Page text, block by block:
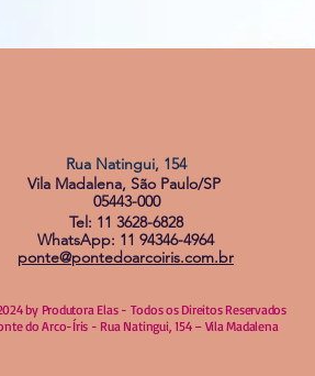
Rua Natingui, 154
Vila Madalena, São Paulo/SP
05443-000
Tel: 11 3628-6828
WhatsApp: 11 94346-4964
ponte@pontedoarcoiris.com.br
by Produtora Elas - Todos os Direitos Reservados
do Arco-Íris - Rua Natingui, 154 – Vila Madalena